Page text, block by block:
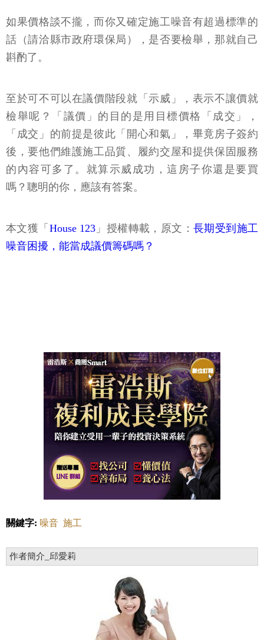
如果價格談不攏，而你又確定施工噪音有超過標準的
話（請洽縣市政府環保局），是否要檢舉，那就自己
斟酌了。
至於可不可以在議價階段就「示威」，表示不讓價就
檢舉呢？「議價」的目的是用目標價格「成交」，
「成交」的前提是彼此「開心和氣」，畢竟房子簽約
後，要他們維護施工品質、履約交屋和提供保固服務
的內容可多了。就算示威成功，這房子你還是要買
嗎？聰明的你，應該有答案。
本文獲「 House 123 」授權轉載，原文：長期受到施工
噪音困擾，能當成議價籌碼嗎？
關鍵字: 噪音 施工
作者簡介_邱愛莉